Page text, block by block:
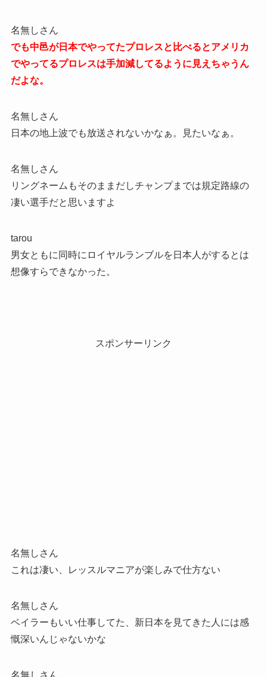
名無しさん
でも中邑が日本でやってたプロレスと比べるとアメリカ
でやってるプロレスは手加減してるように見えちゃうん
だよな。
名無しさん
日本の地上波でも放送されないかなぁ。見たいなぁ。
名無しさん
リングネームもそのままだしチャンプまでは規定路線の
凄い選手だと思いますよ
tarou
男女ともに同時にロイヤルランブルを日本人がするとは
想像すらできなかった。
スポンサーリンク
名無しさん
これは凄い、レッスルマニアが楽しみで仕方ない
名無しさん
ベイラーもいい仕事してた、新日本を見てきた人には感
慨深いんじゃないかな